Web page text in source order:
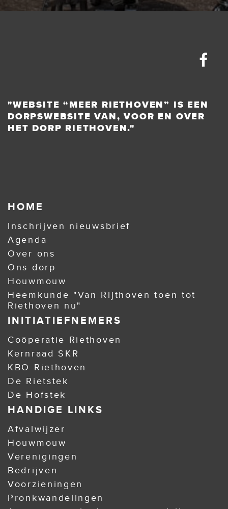
"WEBSITE “MEER RIETHOVEN” IS EEN
DORPSWEBSITE VAN, VOOR EN OVER
HET DORP RIETHOVEN."
HOME
Inschrijven nieuwsbrief
Agenda
Over ons
Ons dorp
Houwmouw
Heemkunde "Van Rijthoven toen tot
Riethoven nu"
INITIATIEFNEMERS
Coöperatie Riethoven
Kernraad SKR
KBO Riethoven
De Rietstek
De Hofstek
HANDIGE LINKS
Afvalwijzer
Houwmouw
Verenigingen
Bedrijven
Voorzieningen
Pronkwandelingen